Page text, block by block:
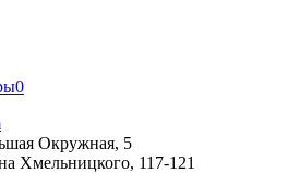
0
Окружная, 5
Хмельницкого, 117-121